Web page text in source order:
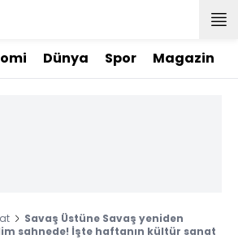
Dünya Spor Magazin
Savaş Üstüne Savaş yeniden
sahnede! İşte haftanın kültür sanat